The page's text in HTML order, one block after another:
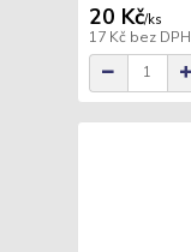
20 Kč/ks
17 Kč bez DPH